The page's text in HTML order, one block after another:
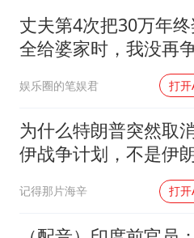
夯实基
丈夫第4次把30万年
全给婆家时，我没再
娱乐圈的笔娱君 打开
为什么特朗普突然取
伊战争计划，不是伊
记得那片海辛 打开